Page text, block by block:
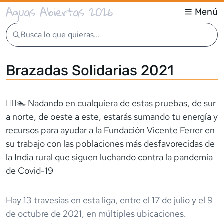
Aguas Abiertas 2026 Menú
Busca lo que quieras...
Brazadas Solidarias 2021
🏊‍♀️🏊 Nadando en cualquiera de estas pruebas, de sur
a norte, de oeste a este, estarás sumando tu energía y
recursos para ayudar a la Fundación Vicente Ferrer en
su trabajo con las poblaciones más desfavorecidas de
la India rural que siguen luchando contra la pandemia
de Covid-19
Hay13 travesías en esta liga, entre el 17 de julioy el 9
de octubre de 2021, en múltiples ubicaciones.